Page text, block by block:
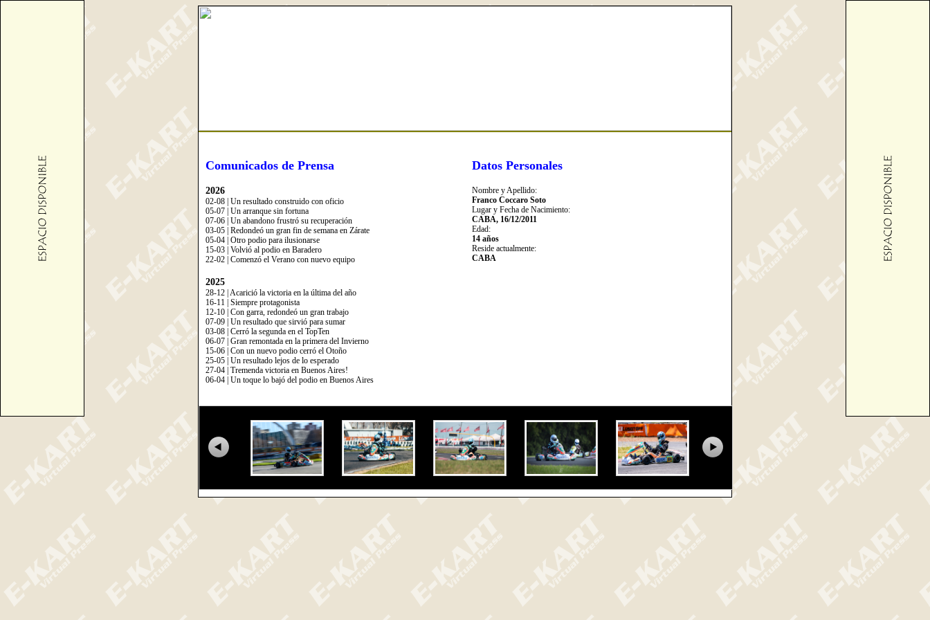
Comunicados de Prensa
2026
02-08 | Un resultado construido con oficio
05-07 | Un arranque sin fortuna
07-06 | Un abandono frustró su recuperación
03-05 | Redondeó un gran fin de semana en Zárate
05-04 | Otro podio para ilusionarse
15-03 | Volvió al podio en Baradero
22-02 | Comenzó el Verano con nuevo equipo
2025
28-12 | Acarició la victoria en la última del año
16-11 | Siempre protagonista
12-10 | Con garra, redondeó un gran trabajo
07-09 | Un resultado que sirvió para sumar
03-08 | Cerró la segunda en el TopTen
06-07 | Gran remontada en la primera del Invierno
15-06 | Con un nuevo podio cerró el Otoño
25-05 | Un resultado lejos de lo esperado
27-04 | Tremenda victoria en Buenos Aires!
06-04 | Un toque lo bajó del podio en Buenos Aires
Datos Personales
Nombre y Apellido:
Franco Coccaro Soto
Lugar y Fecha de Nacimiento:
CABA, 16/12/2011
Edad:
14 años
Reside actualmente:
CABA